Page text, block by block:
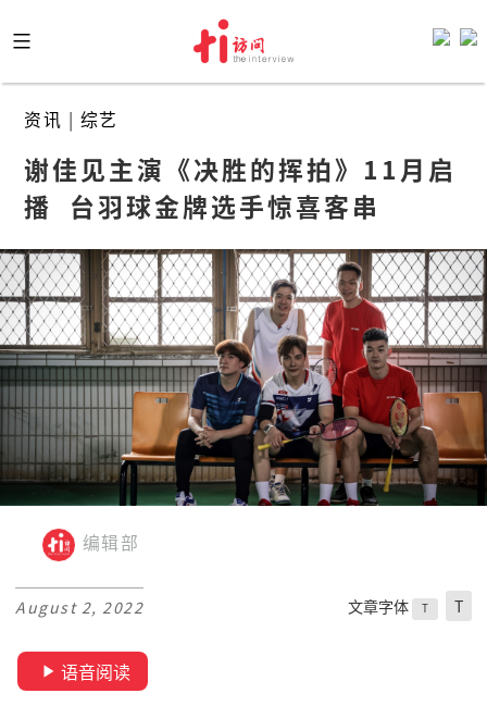
to
content
资讯 | 综艺
谢佳见主演《决胜的挥拍》11月启
播  台羽球金牌选手惊喜客串
编辑部
August 2, 2022 文章字体 T T
语音阅读